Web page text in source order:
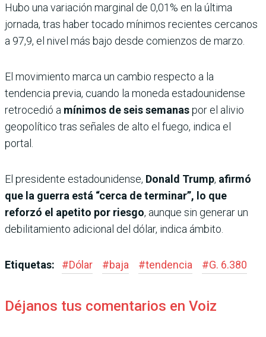
Hubo una variación marginal de 0,01% en la última
jornada, tras haber tocado mínimos recientes cercanos
a 97,9, el nivel más bajo desde comienzos de marzo.
El movimiento marca un cambio respecto a la
tendencia previa, cuando la moneda estadounidense
retrocedió a mínimos de seis semanaspor el alivio
geopolítico tras señales de alto el fuego, indica el
portal.
El presidente estadounidense, Donald Trump, afirmó
que la guerra está “cerca de terminar”, lo que
reforzó el apetito por riesgo, aunque sin generar un
debilitamiento adicional del dólar, indica ámbito.
Etiquetas: #Dólar #baja #tendencia #G. 6.380
Déjanos tus comentarios en Voiz